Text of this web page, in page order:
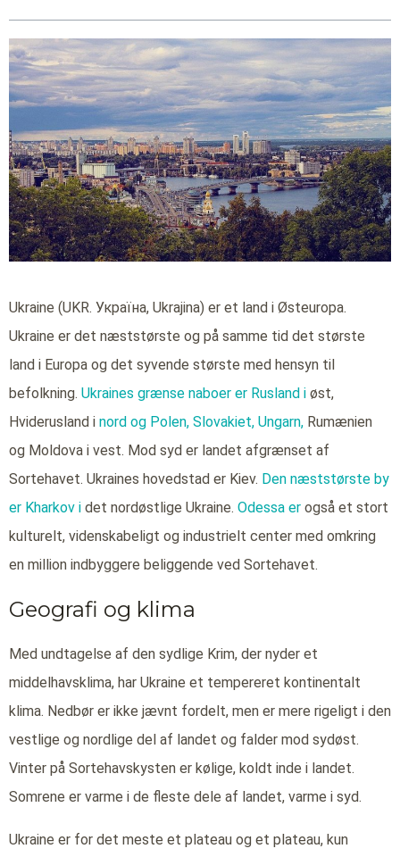
Ukraine (UKR. Україна, Ukrajina) er et land i Østeuropa.
Ukraine er det næststørste og på samme tid det største
land i Europa og det syvende største med hensyn til
befolkning. Ukraines grænse naboer er Rusland i øst,
Hviderusland i nord og Polen, Slovakiet, Ungarn, Rumænien
og Moldova i vest. Mod syd er landet afgrænset af
Sortehavet. Ukraines hovedstad er Kiev. Den næststørste by
er Kharkov i det nordøstlige Ukraine. Odessa er også et stort
kulturelt, videnskabeligt og industrielt center med omkring
en million indbyggere beliggende ved Sortehavet.
Geografi og klima
Med undtagelse af den sydlige Krim, der nyder et
middelhavsklima, har Ukraine et tempereret kontinentalt
klima. Nedbør er ikke jævnt fordelt, men er mere rigeligt i den
vestlige og nordlige del af landet og falder mod sydøst.
Vinter på Sortehavskysten er kølige, koldt inde i landet.
Somrene er varme i de fleste dele af landet, varme i syd.
Ukraine er for det meste et plateau og et plateau, kun